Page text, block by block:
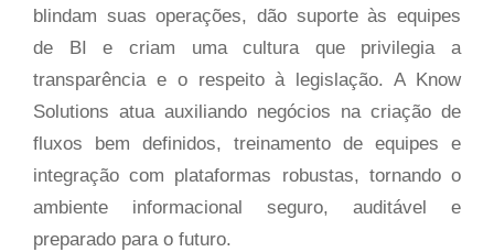
blindam suas operações, dão suporte às equipes
de BI e criam uma cultura que privilegia a
transparência e o respeito à legislação. A Know
Solutions atua auxiliando negócios na criação de
fluxos bem definidos, treinamento de equipes e
integração com plataformas robustas, tornando o
ambiente informacional seguro, auditável e
preparado para o futuro.